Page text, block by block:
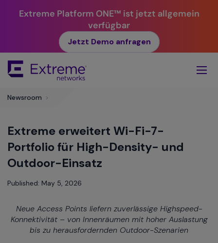
Extreme Platform ONE™ ist jetzt allgemein
verfügbar
Jetzt Demo anfragen
Main
Newsroom >
Extreme erweitert Wi-Fi-7-
Portfolio für High-Density- und
Outdoor-Einsatz
Published: May 5, 2026
Neue Access Points liefern zuverlässige Highspeed-
Konnektivität – von Innenräumen mit hoher Auslastung
bis zu herausfordernden Outdoor-Szenarien